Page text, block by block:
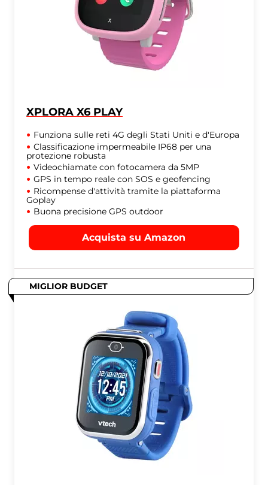
XPLORA X6 PLAY
Funziona sulle reti 4G degli Stati Uniti e d'Europa
Classificazione impermeabile IP68 per una
protezione robusta
Videochiamate con fotocamera da 5MP
GPS in tempo reale con SOS e geofencing
Ricompense d'attività tramite la piattaforma
Goplay
Buona precisione GPS outdoor
Acquista su Amazon
MIGLIOR BUDGET